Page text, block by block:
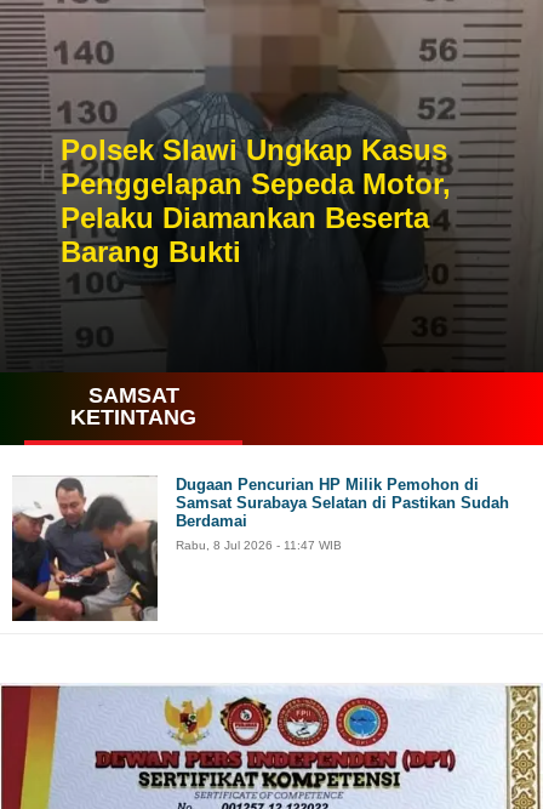
Polsek Slawi Ungkap Kasus
Penggelapan Sepeda Motor,
Pelaku Diamankan Beserta
Barang Bukti
SAMSAT
KETINTANG
Dugaan Pencurian HP Milik Pemohon di
Samsat Surabaya Selatan di Pastikan Sudah
Berdamai
Rabu, 8 Jul 2026 - 11:47 WIB